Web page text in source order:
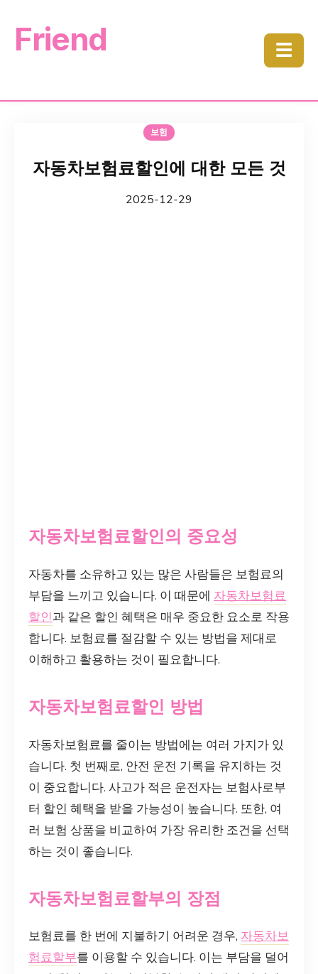
Friend ☰
보험
자동차보험료할인에 대한 모든 것
2025-12-29
자동차보험료할인의 중요성
자동차를 소유하고 있는 많은 사람들은 보험료의
부담을 느끼고 있습니다. 이 때문에 자동차보험료
할인과 같은 할인 혜택은 매우 중요한 요소로 작용
합니다. 보험료를 절감할 수 있는 방법을 제대로
이해하고 활용하는 것이 필요합니다.
자동차보험료할인 방법
자동차보험료를 줄이는 방법에는 여러 가지가 있
습니다. 첫 번째로, 안전 운전 기록을 유지하는 것
이 중요합니다. 사고가 적은 운전자는 보험사로부
터 할인 혜택을 받을 가능성이 높습니다. 또한, 여
러 보험 상품을 비교하여 가장 유리한 조건을 선택
하는 것이 좋습니다.
자동차보험료할부의 장점
보험료를 한 번에 지불하기 어려운 경우, 자동차보
험료할부를 이용할 수 있습니다. 이는 부담을 덜어